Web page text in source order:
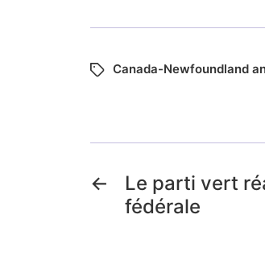
Canada-Newfoundland
←
Le parti vert
fédérale